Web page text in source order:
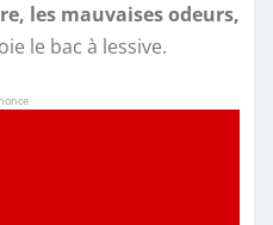
les mauvaises odeurs,
le bac à lessive.